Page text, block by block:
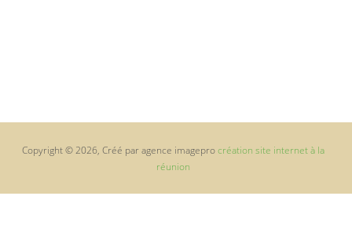
Copyright © 2026, Créé par agence imageprocréation site internet à la
réunion